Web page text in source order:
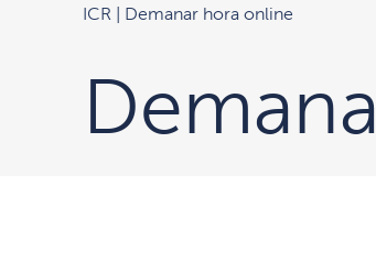
ICR | Demanar hora online